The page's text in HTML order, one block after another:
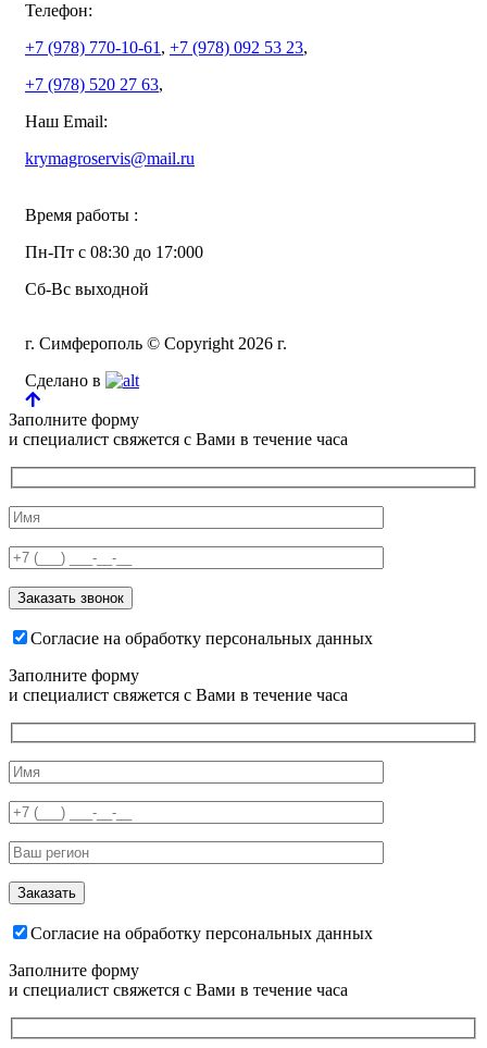
Телефон:
+7 (978) 770-10-61 , +7 (978) 092 53 23,
+7 (978) 520 27 63,
Наш Email:
krymagroservis@mail.ru
Время работы :
Пн-Пт с 08:30 до 17:000
Сб-Вс выходной
г. Симферополь © Copyright 2026 г.
Сделано в
Заполните форму
и специалист свяжется с Вами в течение часа
Согласие на обработку персональных данных
Заполните форму
и специалист свяжется с Вами в течение часа
Согласие на обработку персональных данных
Заполните форму
и специалист свяжется с Вами в течение часа